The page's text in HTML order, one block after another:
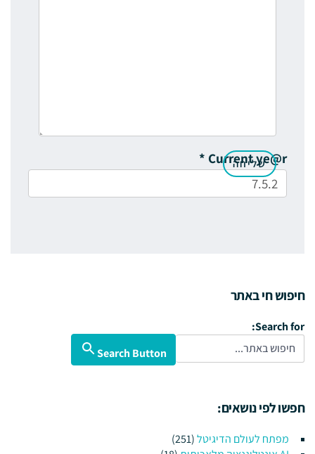
Current ye@r
*
חיפוש חי באתר
Search for:
Search Button
חפשו לפי נושאים:
מפתח לעולם הדיגיטל(251)